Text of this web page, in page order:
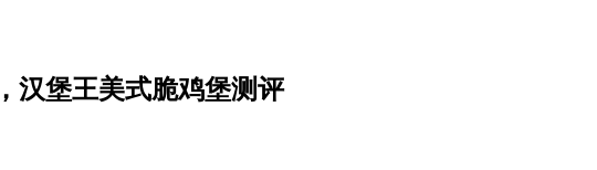
汉堡王美式脆鸡堡测评